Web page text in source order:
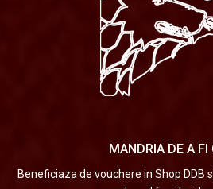
MANDRIA DE A FI
Beneficiaza de vouchere in Shop DDB